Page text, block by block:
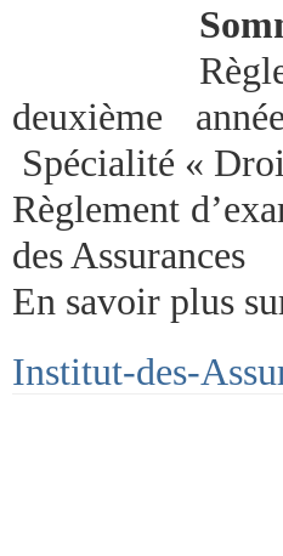
deuxième
Spécialité «
Règlement
des Assurances
En savoir plus
Institut-des-